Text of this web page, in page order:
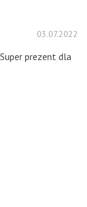
03.07.2022
prezent dla